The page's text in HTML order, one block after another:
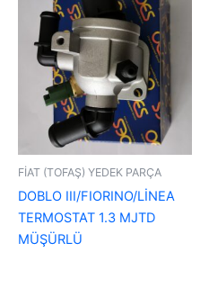
FİAT (TOFAŞ) YEDEK PARÇA
DOBLO III/FIORINO/LİNEA
TERMOSTAT 1.3 MJTD
MÜŞÜRLÜ